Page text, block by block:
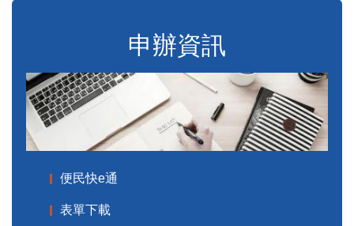
申辦資訊
便民快e通
表單下載